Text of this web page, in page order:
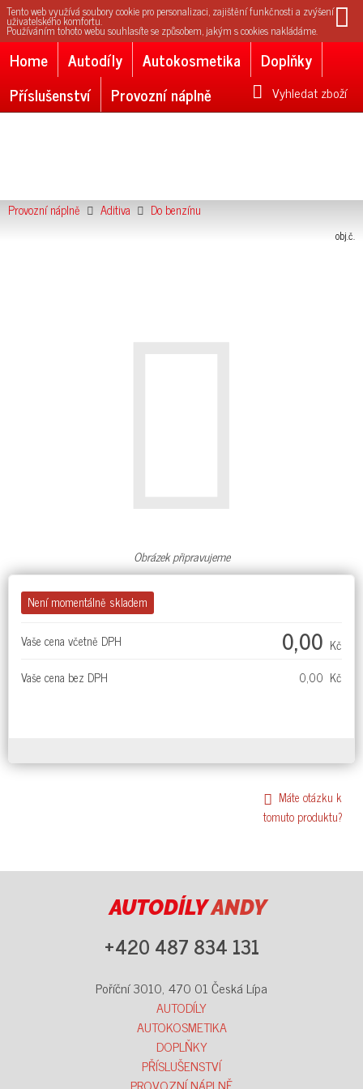
Tento web využívá soubory cookie pro personalizaci, zajištění funkčnosti a zvýšení
uživatelského komfortu.
Používáním tohoto webu souhlasíte se způsobem, jakým s cookies nakládáme.
Home Autodíly Autokosmetika
Doplňky
Příslušenství
Provozní náplně Vyhledat zboží
Provozní náplně Aditiva Do benzínu
obj.č.
Obrázek připravujeme
Není momentálně skladem
Vaše cena včetně DPH
0,00 Kč
Vaše cena bez DPH
0,00 Kč
Máte otázku k
tomuto produktu?
AUTODÍLYANDY
+420 487 834 131
Poříční 3010, 470 01 Česká Lípa
AUTODÍLY
AUTOKOSMETIKA
DOPLŇKY
PŘÍSLUŠENSTVÍ